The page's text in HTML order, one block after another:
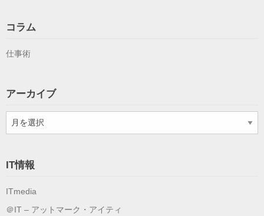
コラム
仕事術
アーカイブ
ー
IT情報
ITmedia
＠IT – アットマーク・アイティ